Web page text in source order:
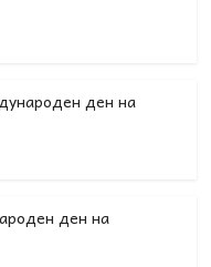
ден на
ден на